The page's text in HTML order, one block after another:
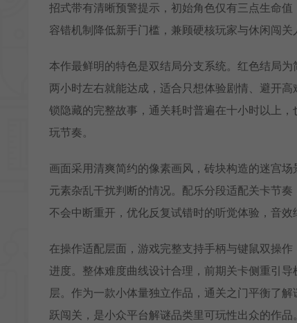
招式带有清晰预警提示，初始角色仅有三点生命
容错机制降低新手门槛，兼顾硬核玩家与休闲闯关
本作最鲜明的特色是双结局分支系统。红色结局
两小时左右就能达成，适合只想体验剧情、避开
锁隐藏的完整故事，通关耗时普遍在十小时以上
玩节奏。
画面采用清爽简约的像素画风，砖块构造的迷宫
元素杂乱干扰判断的情况。配乐分段适配关卡节
不会中断重开，优化反复试错时的听觉体验，音
在操作适配层面，游戏完整支持手柄与键鼠双操
进度。整体难度曲线设计合理，前期关卡侧重引
层。作为一款小体量独立作品，通关之门平衡了
跃闯关，是小众平台解谜品类里可玩性出众的作品。